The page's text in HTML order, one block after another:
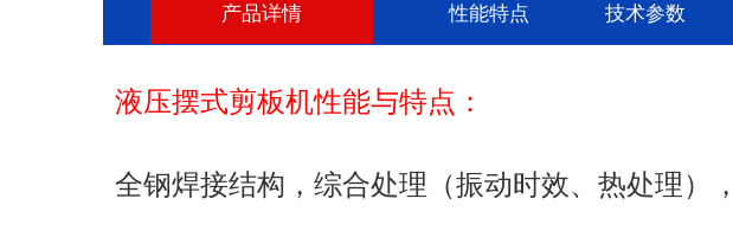
产品详情 性能特点 技术参数
液压摆式剪板机性能与特点：
全钢焊接结构，综合处理（振动时效、热处理）